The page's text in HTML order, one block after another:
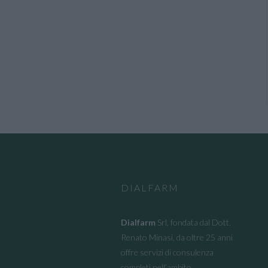
DIALFARM
Dialfarm Srl, fondata dal Dott.
Renato Minasi, da oltre 25 anni
offre servizi di consulenza